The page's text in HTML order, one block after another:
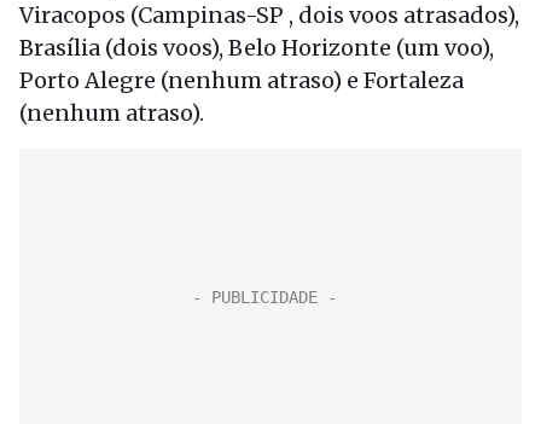
Viracopos (Campinas-SP , dois voos atrasados),
Brasília (dois voos), Belo Horizonte (um voo),
Porto Alegre (nenhum atraso) e Fortaleza
(nenhum atraso).